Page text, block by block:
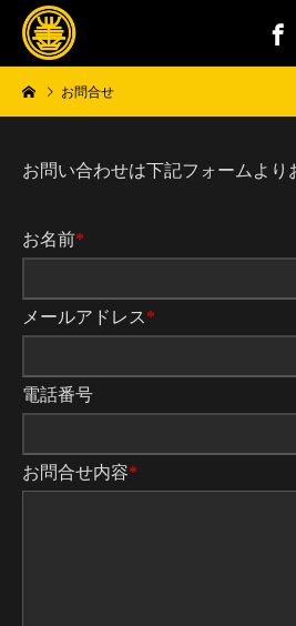
お問合せ
お問い合わせは下記フォームより
お名前*
メールアドレス *
電話番号
お問合せ内容*